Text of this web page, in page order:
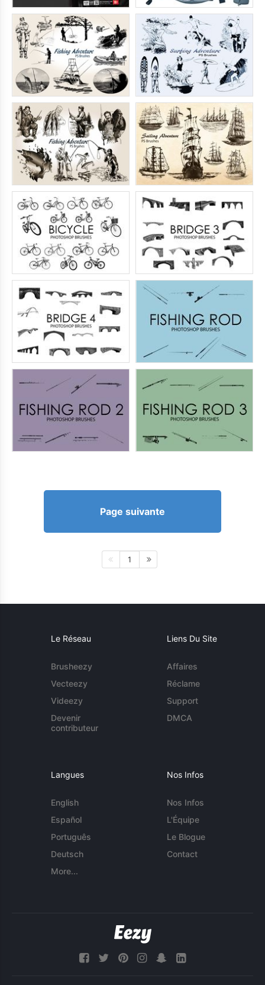
Page suivante
1
Le Réseau
Brusheezy
Vecteezy
Videezy
Devenir
contributeur
Liens Du Site
Affaires
Réclame
Support
DMCA
Langues
English
Español
Português
Deutsch
More...
Nos Infos
Nos Infos
L'Équipe
Le Blogue
Contact